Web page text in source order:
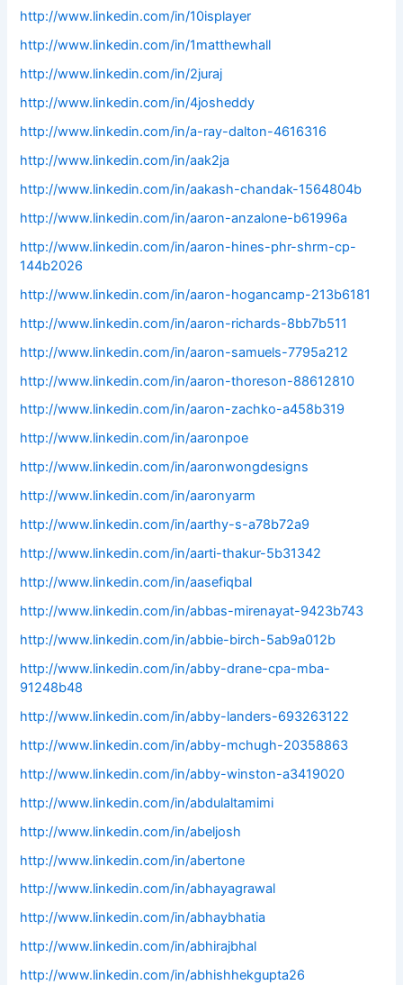
http://www.linkedin.com/in/10isplayer
http://www.linkedin.com/in/1matthewhall
http://www.linkedin.com/in/2juraj
http://www.linkedin.com/in/4josheddy
http://www.linkedin.com/in/a-ray-dalton-4616316
http://www.linkedin.com/in/aak2ja
http://www.linkedin.com/in/aakash-chandak-1564804b
http://www.linkedin.com/in/aaron-anzalone-b61996a
http://www.linkedin.com/in/aaron-hines-phr-shrm-cp-
144b2026
http://www.linkedin.com/in/aaron-hogancamp-213b6181
http://www.linkedin.com/in/aaron-richards-8bb7b511
http://www.linkedin.com/in/aaron-samuels-7795a212
http://www.linkedin.com/in/aaron-thoreson-88612810
http://www.linkedin.com/in/aaron-zachko-a458b319
http://www.linkedin.com/in/aaronpoe
http://www.linkedin.com/in/aaronwongdesigns
http://www.linkedin.com/in/aaronyarm
http://www.linkedin.com/in/aarthy-s-a78b72a9
http://www.linkedin.com/in/aarti-thakur-5b31342
http://www.linkedin.com/in/aasefiqbal
http://www.linkedin.com/in/abbas-mirenayat-9423b743
http://www.linkedin.com/in/abbie-birch-5ab9a012b
http://www.linkedin.com/in/abby-drane-cpa-mba-
91248b48
http://www.linkedin.com/in/abby-landers-693263122
http://www.linkedin.com/in/abby-mchugh-20358863
http://www.linkedin.com/in/abby-winston-a3419020
http://www.linkedin.com/in/abdulaltamimi
http://www.linkedin.com/in/abeljosh
http://www.linkedin.com/in/abertone
http://www.linkedin.com/in/abhayagrawal
http://www.linkedin.com/in/abhaybhatia
http://www.linkedin.com/in/abhirajbhal
http://www.linkedin.com/in/abhishhekgupta26